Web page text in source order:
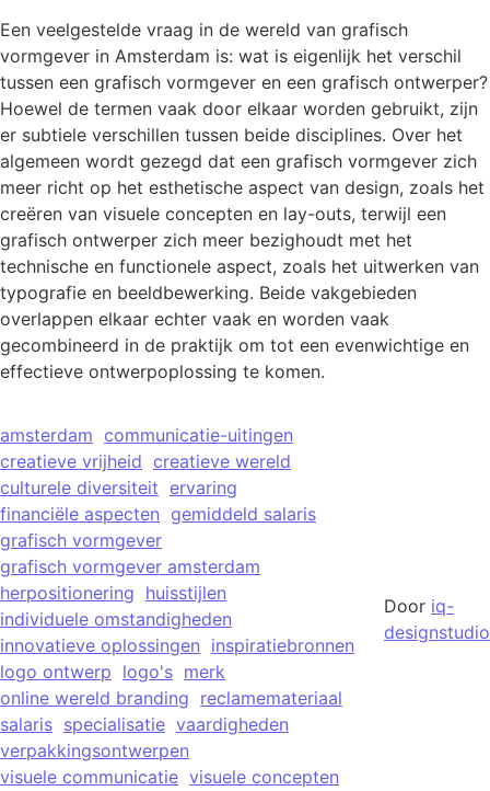
Een veelgestelde vraag in de wereld van grafisch
vormgever in Amsterdam is: wat is eigenlijk het verschil
tussen een grafisch vormgever en een grafisch ontwerper?
Hoewel de termen vaak door elkaar worden gebruikt, zijn
er subtiele verschillen tussen beide disciplines. Over het
algemeen wordt gezegd dat een grafisch vormgever zich
meer richt op het esthetische aspect van design, zoals het
creëren van visuele concepten en lay-outs, terwijl een
grafisch ontwerper zich meer bezighoudt met het
technische en functionele aspect, zoals het uitwerken van
typografie en beeldbewerking. Beide vakgebieden
overlappen elkaar echter vaak en worden vaak
gecombineerd in de praktijk om tot een evenwichtige en
effectieve ontwerpoplossing te komen.
amsterdam communicatie-uitingen
creatieve vrijheid creatieve wereld
culturele diversiteit ervaring
financiële aspecten gemiddeld salaris
grafisch vormgever
grafisch vormgever amsterdam
herpositionering huisstijlen
individuele omstandigheden
innovatieve oplossingen inspiratiebronnen
logo ontwerp logo's merk
online wereld branding reclamemateriaal
salaris specialisatie vaardigheden
verpakkingsontwerpen
visuele communicatie visuele concepten
Door iq-
designstudio